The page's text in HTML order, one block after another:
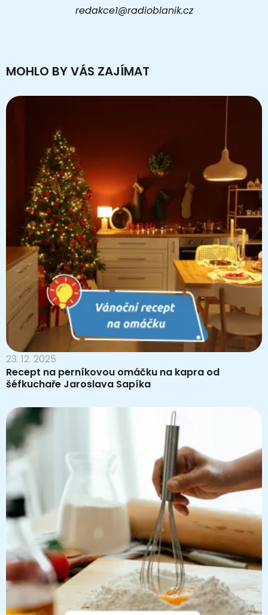
redakce1@radioblanik.cz
MOHLO BY VÁS ZAJÍMAT
23. 12. 2025
Recept na perníkovou omáčku na kapra od
šéfkuchaře Jaroslava Sapíka